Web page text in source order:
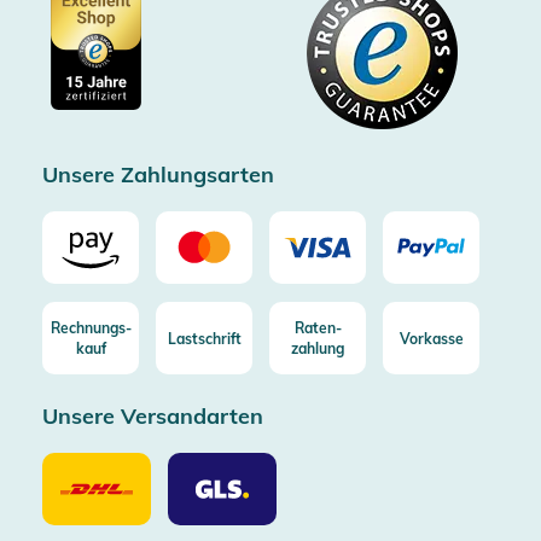
Cookie-Einstellungen
Showroom Düsseldorf
Impressum
Käuferschutz bis 20000€
Gratis Versand ab 100€ Bestellwert (in DE/AT)
Kostenlose Rücksendung (aus DE/AT)
Unsere Zahlungsarten
Rechnungs-
kauf
Lastschrift
Raten-
zahlung
Vorkasse
Unsere Versandarten
Unsere
Versandarten
DHL
Unsere
Versandarten
GLS